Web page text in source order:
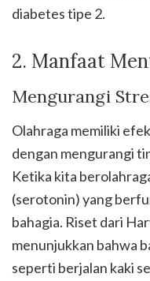
diabetes tipe 2.
2. Manfaat
Mengurangi
Olahraga memiliki
dengan mengurangi
Ketika kita
(serotonin) yang
bahagia. Riset dari
menunjukkan bahwa
seperti berjalan kaki